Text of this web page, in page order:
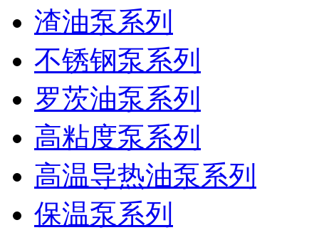
渣油泵系列
不锈钢泵系列
罗茨油泵系列
高粘度泵系列
高温导热油泵系列
保温泵系列